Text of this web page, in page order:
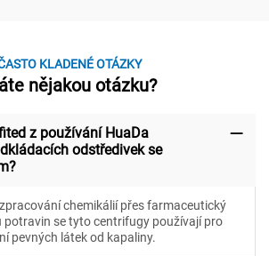
KLADENÉ OTÁZKY
nějakou otázku?
z používání HuaDa
odstředivek se
chemikálií přes farmaceutický
potravin se tyto centrifugy používají pro
pevných látek od kapaliny.